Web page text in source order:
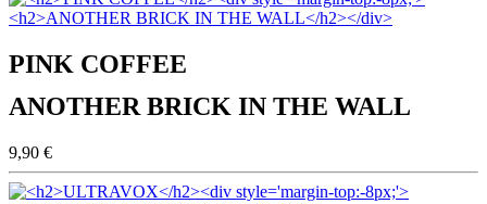
PINK COFFEE
ANOTHER BRICK IN THE WALL
9,90 €